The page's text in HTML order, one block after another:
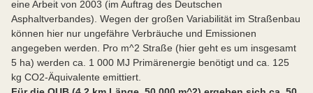
eine Arbeit von 2003 (im Auftrag des Deutschen
Asphaltverbandes). Wegen der großen Variabilität im Straßenbau
können hier nur ungefähre Verbräuche und Emissionen
angegeben werden. Pro m^2 Straße (hier geht es um insgesamt
5 ha) werden ca. 1 000 MJ Primärenergie benötigt und ca. 125
kg CO2-Äquivalente emittiert.